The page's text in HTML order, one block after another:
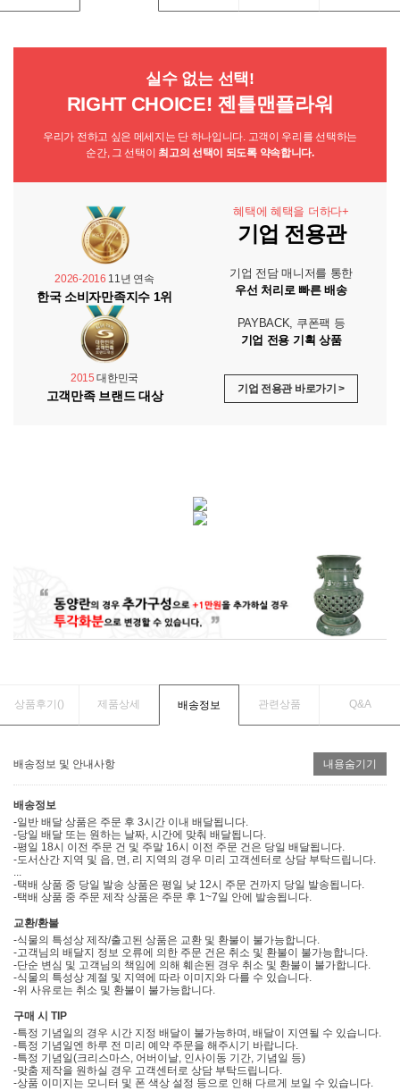
실수 없는 선택!
RIGHT CHOICE! 젠틀맨플라워
우리가 전하고 싶은 메세지는 단 하나입니다. 고객이 우리를 선택하는
순간, 그 선택이 최고의 선택이 되도록 약속합니다.
2026-2016 11년 연속
한국 소비자만족지수 1위
2015 대한민국
고객만족 브랜드 대상
혜택에 혜택을 더하다+
기업 전용관
기업 전담 매니저를 통한
우선 처리로 빠른 배송
PAYBACK, 쿠폰팩 등
기업 전용 기획 상품
기업 전용관 바로가기 >
상품후기() 제품상세 배송정보 관련상품 Q&A
배송정보 및 안내사항 내용숨기기
배송정보
-일반 배달 상품은 주문 후 3시간 이내 배달됩니다.
-당일 배달 또는 원하는 날짜, 시간에 맞춰 배달됩니다.
-평일 18시 이전 주문 건 및 주말 16시 이전 주문 건은 당일 배달됩니다.
-도서산간 지역 및 읍, 면, 리 지역의 경우 미리 고객센터로 상담 부탁드립니다.
...
-택배 상품 중 당일 발송 상품은 평일 낮 12시 주문 건까지 당일 발송됩니다.
-택배 상품 중 주문 제작 상품은 주문 후 1~7일 안에 발송됩니다.
교환/환불
-식물의 특성상 제작/출고된 상품은 교환 및 환불이 불가능합니다.
-고객님의 배달지 정보 오류에 의한 주문 건은 취소 및 환불이 불가능합니다.
-단순 변심 및 고객님의 책임에 의해 훼손된 경우 취소 및 환불이 불가합니다.
-식물의 특성상 계절 및 지역에 따라 이미지와 다를 수 있습니다.
-위 사유로는 취소 및 환불이 불가능합니다.
구매 시 TIP
-특정 기념일의 경우 시간 지정 배달이 불가능하며, 배달이 지연될 수 있습니다.
-특정 기념일엔 하루 전 미리 예약 주문을 해주시기 바랍니다.
-특정 기념일(크리스마스, 어버이날, 인사이동 기간, 기념일 등)
-맞춤 제작을 원하실 경우 고객센터로 상담 부탁드립니다.
-상품 이미지는 모니터 및 폰 색상 설정 등으로 인해 다르게 보일 수 있습니다.